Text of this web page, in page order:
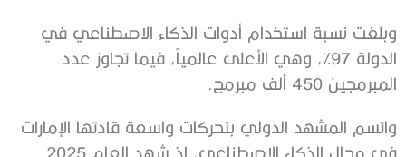
وبلغت نسبة استخدام أدوات الذكاء الاصطناعي في
الدولة 97%، وهي الأعلى عالمياً، فيما تجاوز عدد
المبرمجين 450 ألف مبرمج.
واتسم المشهد الدولي بتحركات واسعة قادتها الإمارات
في مجال الذكاء الاصطناعي، إذ شهد العام 2025